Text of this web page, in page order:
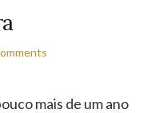
mais de um ano